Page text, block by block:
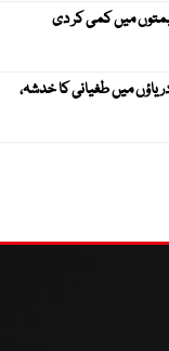
میں کمی کر دی
دریاؤں میں طغیانی کا خدشہ،